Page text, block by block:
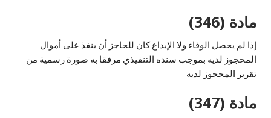
مادة (346)
إذا لم يحصل الوفاء ولا الإيداع كان للحاجز أن ينفذ على أموال
المحجوز لديه بموجب سنده التنفيذي مرفقا به صورة رسمية من
تقرير المحجوز لديه
مادة (347)